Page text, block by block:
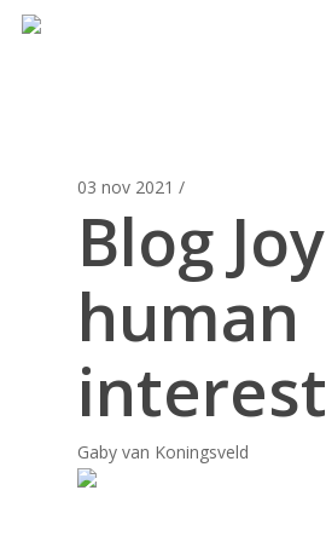
03 nov 2021 /
Blog Joy
human
interest
Gaby van Koningsveld